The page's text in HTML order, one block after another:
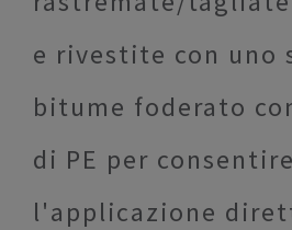
e rivestite con uno
bitume foderato
di PE per consentire
l'applicazione